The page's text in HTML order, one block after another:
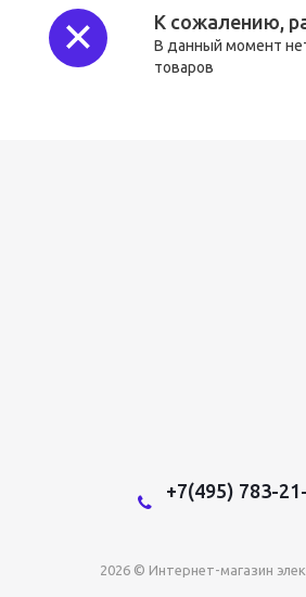
К сожалению,
В данный момент
товаров
+7(495) 783-
2026 © Интернет-магазин